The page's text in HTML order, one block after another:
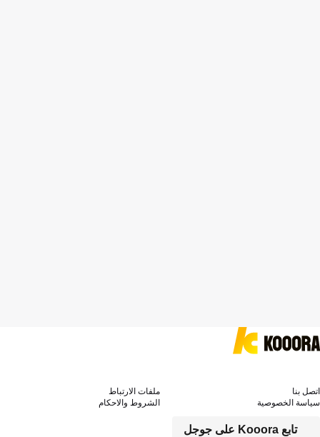
تابع Kooora على جوجل
اتصل بنا
ملفات الارتباط
سياسة الخصوصية
الشروط والاحكام